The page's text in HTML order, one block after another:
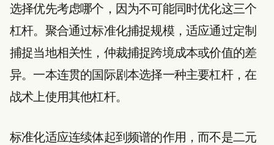
选择优先考虑哪个，因为不可能同时优化这三个
杠杆。聚合通过标准化捕捉规模，适应通过定制
捕捉当地相关性，仲裁捕捉跨境成本或价值的差
异。一本连贯的国际剧本选择一种主要杠杆，在
战术上使用其他杠杆。
标准化适应连续体起到频谱的作用，而不是二元